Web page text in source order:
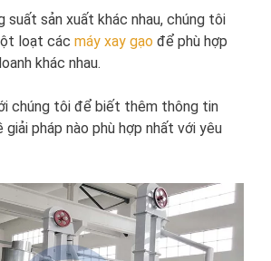
suất sản xuất khác nhau, chúng tôi
loạt các máy xay gạo để phù hợp
khác nhau.
chúng tôi để biết thêm thông tin
giải pháp nào phù hợp nhất với yêu